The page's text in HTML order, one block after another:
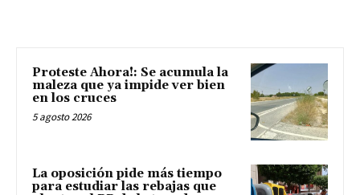
Proteste Ahora!: Se acumula la
maleza que ya impide ver bien
en los cruces
5 agosto 2026
La oposición pide más tiempo
para estudiar las rebajas que